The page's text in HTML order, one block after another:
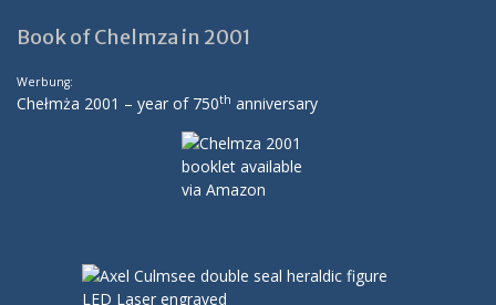
Book of Chelmza in 2001
Werbung:
Chełmża 2001 – year of 750th anniversary